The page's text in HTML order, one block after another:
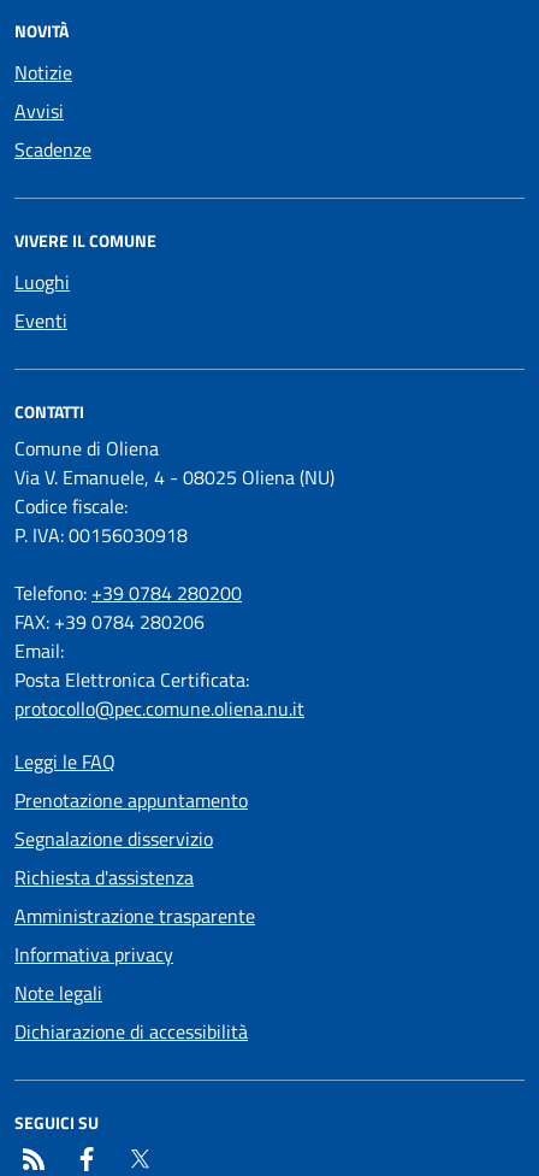
NOVITÀ
Notizie
Avvisi
Scadenze
VIVERE IL COMUNE
Luoghi
Eventi
CONTATTI
Comune di Oliena
Via V. Emanuele, 4 - 08025 Oliena (NU)
Codice fiscale:
P. IVA: 00156030918
Telefono: +39 0784 280200
FAX: +39 0784 280206
Email:
Posta Elettronica Certificata:
protocollo@pec.comune.oliena.nu.it
Leggi le FAQ
Prenotazione appuntamento
Segnalazione disservizio
Richiesta d'assistenza
Amministrazione trasparente
Informativa privacy
Note legali
Dichiarazione di accessibilità
SEGUICI SU
RSS Facebook